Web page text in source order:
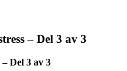
– Del 3 av 3
Del 3 av 3